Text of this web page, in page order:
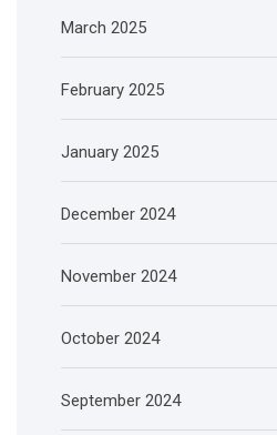
March 2025
February 2025
January 2025
December 2024
November 2024
October 2024
September 2024